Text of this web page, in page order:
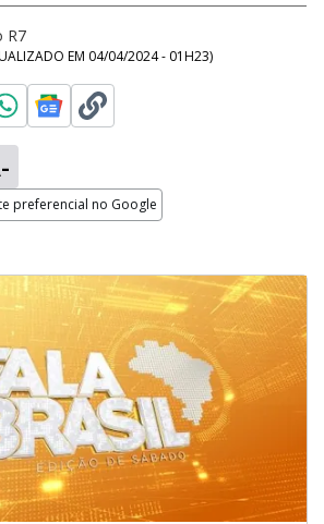
R7
EM 04/04/2024 - 01H23)
preferencial no Google